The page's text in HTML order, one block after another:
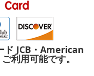
ド JCB・American
ご利用可能です。